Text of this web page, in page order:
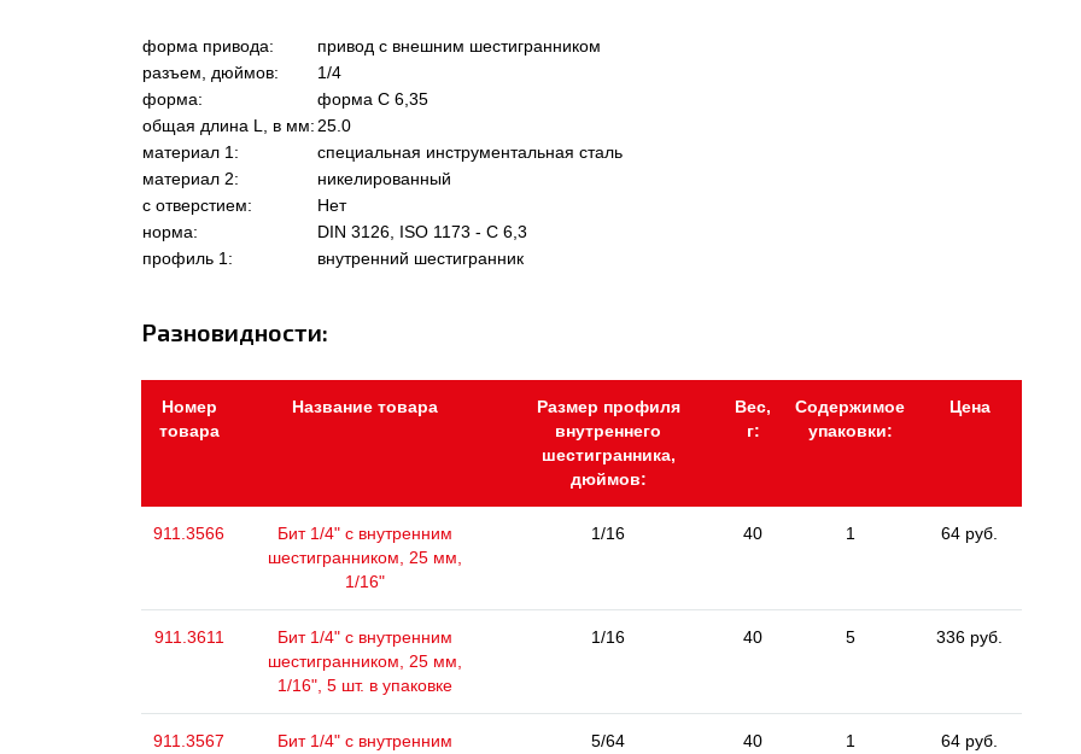
форма привода:
привод с внешним шестигранником
разъем, дюймов:
1/4
форма:
форма C 6,35
общая длина L, в мм: 25.0
материал 1:
специальная инструментальная сталь
материал 2:
никелированный
с отверстием:
Нет
норма:
DIN 3126, ISO 1173 - C 6,3
профиль 1:
внутренний шестигранник
Разновидности:
Номер
товара
Название товара
Размер профиля
внутреннего
шестигранника,
дюймов:
Вес,
г:
Содержимое
упаковки:
Цена
911.3566
Бит 1/4" с внутренним
шестигранником, 25 мм,
1/16"
1/16 40 1 64 руб.
911.3611
Бит 1/4" с внутренним
шестигранником, 25 мм,
1/16", 5 шт. в упаковке
1/16 40 5 336 руб.
911.3567
Бит 1/4" с внутренним
5/64 40 1 64 руб.